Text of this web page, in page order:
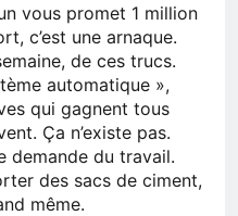
vous promet 1 million
c’est une arnaque.
de ces trucs.
automatique »,
qui gagnent tous
Ça n’existe pas.
demande du travail.
des sacs de ciment,
même.